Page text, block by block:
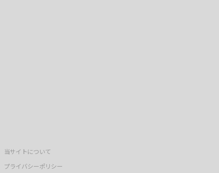
当サイトについて
プライバシーポリシー